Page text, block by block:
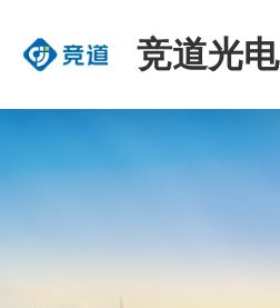
竞道光电